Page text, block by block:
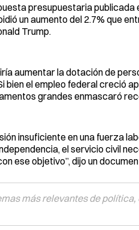
presupuestaria
un aumento del 2.7% que
Trump.
aumentar la dotación de
bien el empleo federal creció
grandes enmascaró
insuficiente en una fuerza
el servicio civil
ese objetivo”, dijo un
más relevantes de